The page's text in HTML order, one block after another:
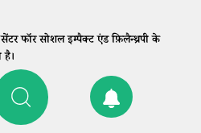
फॉर सोशल इम्पैक्ट एंड फ़िलैन्थ्रपी के
है।
|संपर्क